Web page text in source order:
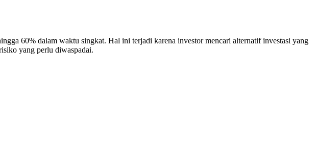
60% dalam waktu singkat. Hal ini terjadi karena investor mencari alternatif investasi yang
yang perlu diwaspadai.